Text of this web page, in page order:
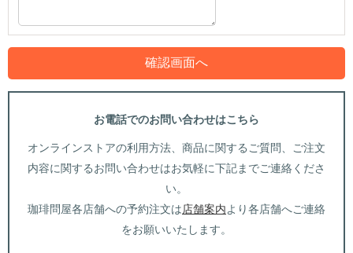
お電話でのお問い合わせはこちら
オンラインストアの利用方法、商品に関するご質問、ご注文
内容に関するお問い合わせはお気軽に下記までご連絡くださ
い。
珈琲問屋各店舗への予約注文は店舗案内より各店舗へご連絡
をお願いいたします。